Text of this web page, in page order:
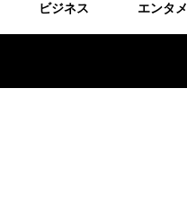
ビジネス エンタメ